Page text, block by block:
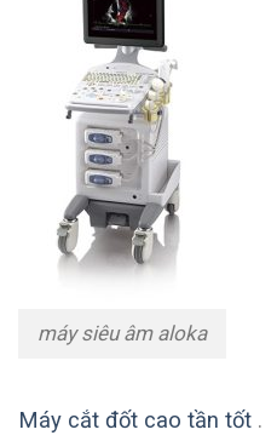
máy siêu âm aloka
Máy cắt đốt cao tần tốt .